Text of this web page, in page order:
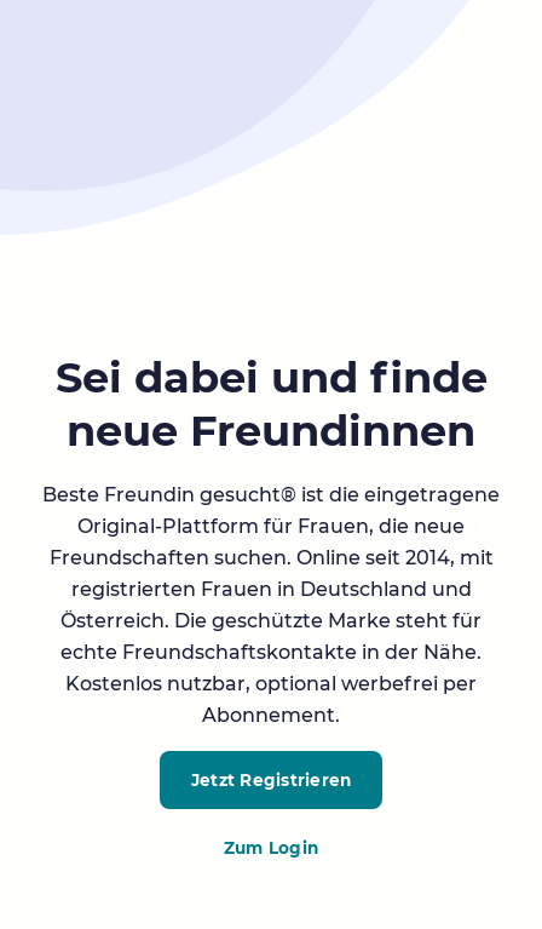
Sei dabei und finde
neue Freundinnen
Beste Freundin gesucht® ist die eingetragene
Original-Plattform für Frauen, die neue
Freundschaften suchen. Online seit 2014, mit
registrierten Frauen in Deutschland und
Österreich. Die geschützte Marke steht für
echte Freundschaftskontakte in der Nähe.
Kostenlos nutzbar, optional werbefrei per
Abonnement.
Jetzt Registrieren
Zum Login